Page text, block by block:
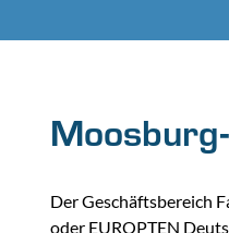
Der Geschäftsbereich
oder EUROPTEN